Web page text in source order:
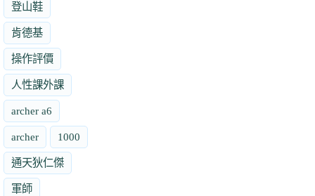
登山鞋
肯德基
操作評價
人性課外課
archer a6
archer 1000
通天狄仁傑
軍師